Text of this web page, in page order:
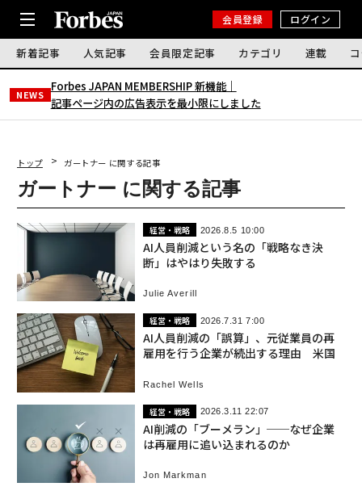
会員登録 ログイン
新着記事 人気記事 会員限定記事 カテゴリ 連載
NEWS
Forbes JAPAN MEMBERSHIP 新機能｜
記事ページ内の広告表示を最小限にしました
トップ ガートナー に関する記事
ガートナー に関する記事
経営・戦略 2026.8.5 10:00
AI人員削減という名の「戦略なき決
断」はやはり失敗する
Julie Averill
経営・戦略 2026.7.31 7:00
AI人員削減の「誤算」、元従業員の再
雇用を行う企業が続出する理由 米国
Rachel Wells
経営・戦略 2026.3.11 22:07
AI削減の「ブーメラン」──なぜ企業
は再雇用に追い込まれるのか
Jon Markman